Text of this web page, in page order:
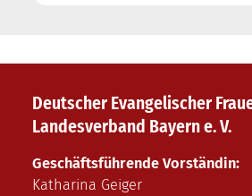
Deutscher Evangelischer
Landesverband Bayern e. V.
Geschäftsführende Vorständin:
Katharina Geiger